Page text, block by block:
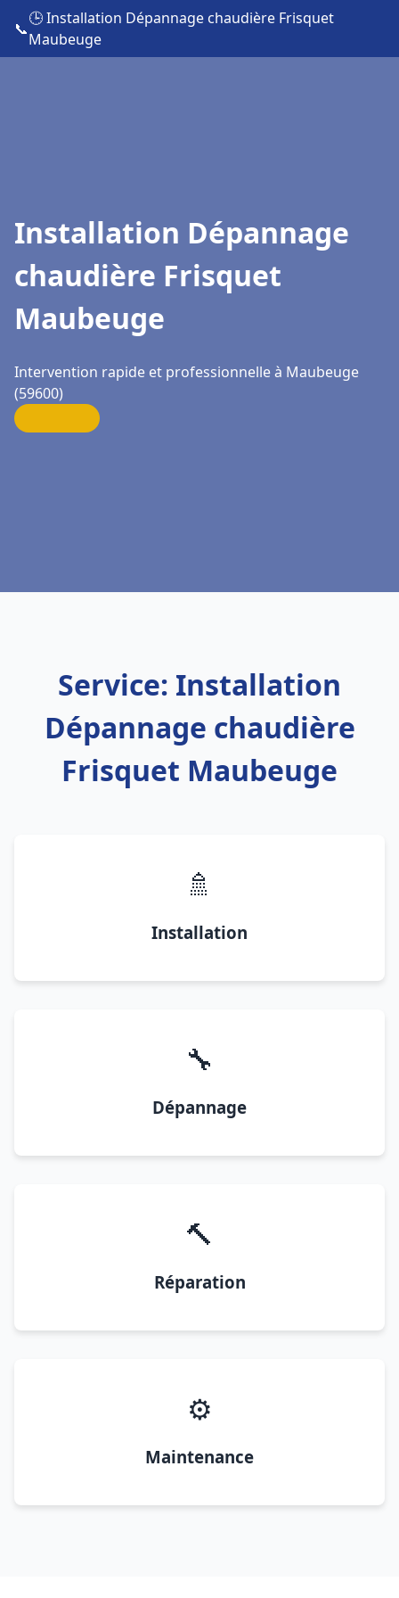
📞
🕒 Installation Dépannage chaudière Frisquet
Maubeuge
Installation Dépannage
chaudière Frisquet
Maubeuge
Intervention rapide et professionnelle à Maubeuge
(59600)
Service: Installation
Dépannage chaudière
Frisquet Maubeuge
🚿
Installation
🔧
Dépannage
🔨
Réparation
⚙️
Maintenance